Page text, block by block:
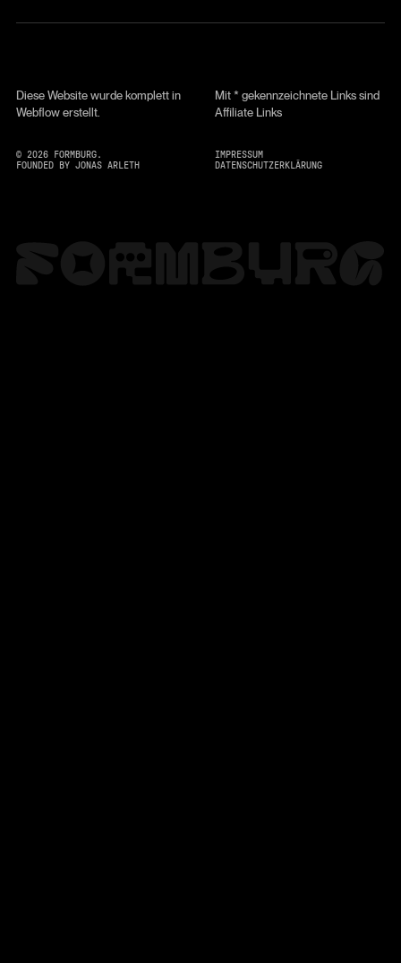
Diese Website wurde komplett in
Webflow erstellt.
Mit * gekennzeichnete Links sind
Affiliate Links
© 2026FORMBURG.
FOUNDED BY JONAS ARLETH
IMPRESSUM
DATENSCHUTZERKLÄRUNG